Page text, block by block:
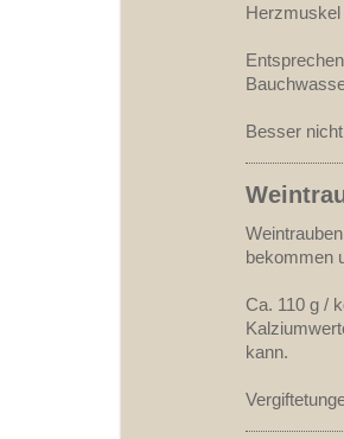
Besser
bekommen
Ca. 110 g /
kann.